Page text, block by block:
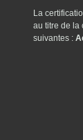
La
au titre de la
suivantes :